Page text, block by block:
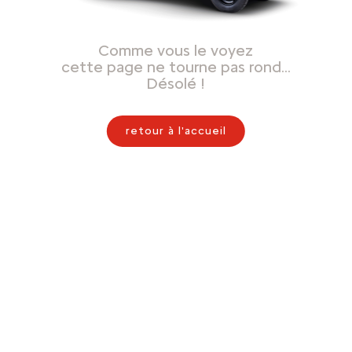
Comme vous le voyez
cette page ne tourne pas rond…
Désolé !
retour à l'accueil